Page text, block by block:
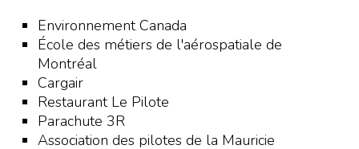
Environnement Canada
École des métiers de l'aérospatiale de
Montréal
Cargair
Restaurant Le Pilote
Parachute 3R
Association des pilotes de la Mauricie